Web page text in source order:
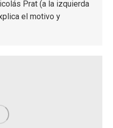
Prat (a la izquierda
el motivo y